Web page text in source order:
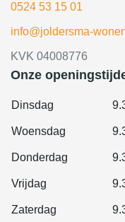
0524 53 15 01
info@joldersma-
KVK 04008776
Onze
Dinsdag
Woensdag
Donderdag
Vrijdag
Zaterdag